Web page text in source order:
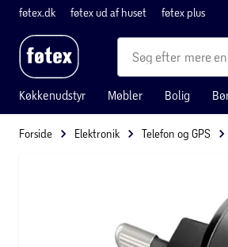
føtex.dk føtex ud af huset føtex plus
mere
Køkkenudstyr Møbler Bolig
Forside Elektronik Telefon og GPS